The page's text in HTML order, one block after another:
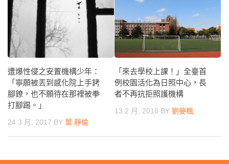
遭爆性侵之安置機構少年：
「寧願被丟到感化院上手銬
腳鐐，也不願待在那裡被拳
打腳踢。」
24 3 月, 2017 BY 葉 靜倫
「來去學校上課！」全臺首
例校園活化為日照中心，長
者不再抗拒照護機構
13 2 月, 2018 BY 劉嫈楓